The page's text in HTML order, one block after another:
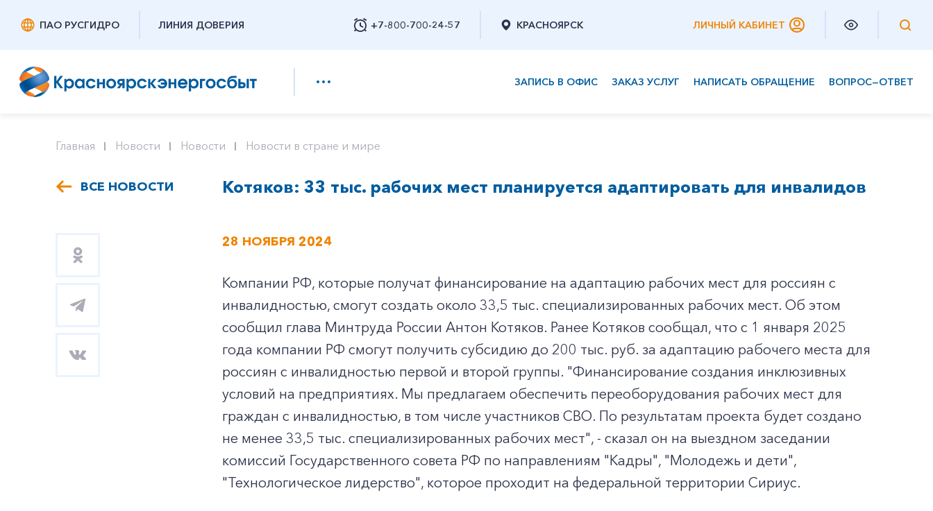
ПАО РУСГИДРО ЛИНИЯ ДОВЕРИЯ +7-800-700-24-57
Заказать обратный звонок
КРАСНОЯРСК ЛИЧНЫЙ КАБИНЕТ
ЗАПИСЬ В ОФИС ЗАКАЗ УСЛУГ НАПИСАТЬ ОБРАЩЕНИЕ ВОПРОС—ОТВЕТ
Главная Новости Новости Новости в стране и мире
ВСЕ НОВОСТИ Котяков: 33 тыс. рабочих мест планируется адаптировать для инвалидов
28 НОЯБРЯ 2024
Компании РФ, которые получат финансирование на адаптацию рабочих мест для россиян с
инвалидностью, смогут создать около 33,5 тыс. специализированных рабочих мест. Об этом
сообщил глава Минтруда России Антон Котяков. Ранее Котяков сообщал, что с 1 января 2025
года компании РФ смогут получить субсидию до 200 тыс. руб. за адаптацию рабочего места для
россиян с инвалидностью первой и второй группы. "Финансирование создания инклюзивных
условий на предприятиях. Мы предлагаем обеспечить переоборудования рабочих мест для
граждан с инвалидностью, в том числе участников СВО. По результатам проекта будет создано
не менее 33,5 тыс. специализированных рабочих мест", - сказал он на выездном заседании
комиссий Государственного совета РФ по направлениям "Кадры", "Молодежь и дети",
"Технологическое лидерство", которое проходит на федеральной территории Сириус.